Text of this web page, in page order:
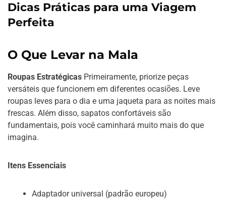
Dicas Práticas para uma Viagem
Perfeita
O Que Levar na Mala
Roupas Estratégicas Primeiramente, priorize peças
versáteis que funcionem em diferentes ocasiões. Leve
roupas leves para o dia e uma jaqueta para as noites mais
frescas. Além disso, sapatos confortáveis são
fundamentais, pois você caminhará muito mais do que
imagina.
Itens Essenciais
Adaptador universal (padrão europeu)